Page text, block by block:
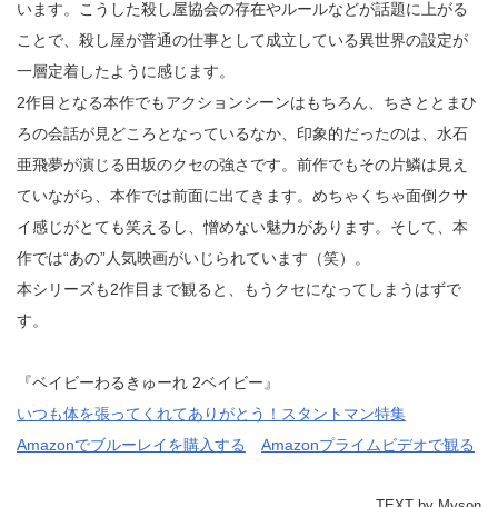
います。こうした殺し屋協会の存在やルールなどが話題に上がる
ことで、殺し屋が普通の仕事として成立している異世界の設定が
一層定着したように感じます。
2作目となる本作でもアクションシーンはもちろん、ちさととまひ
ろの会話が見どころとなっているなか、印象的だったのは、水石
亜飛夢が演じる田坂のクセの強さです。前作でもその片鱗は見え
ていながら、本作では前面に出てきます。めちゃくちゃ面倒クサ
イ感じがとても笑えるし、憎めない魅力があります。そして、本
作では“あの”人気映画がいじられています（笑）。
本シリーズも2作目まで観ると、もうクセになってしまうはずで
す。
『ベイビーわるきゅーれ 2ベイビー』
いつも体を張ってくれてありがとう！スタントマン特集
Amazonでブルーレイを購入する
Amazonプライムビデオで観る